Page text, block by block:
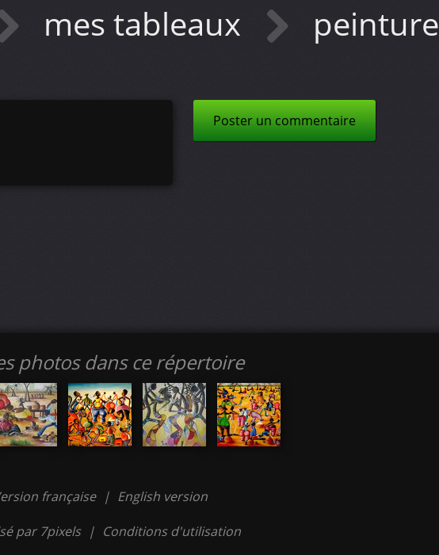
mes tableaux peinture
Poster un commentaire
photos dans ce répertoire
française | English version
par 7pixels | Conditions d'utilisation